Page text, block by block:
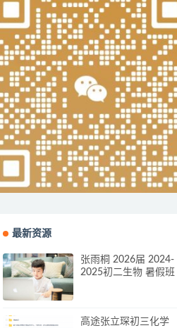
最新资源
张雨桐 2026届 2024-
2025初二生物 暑假班
高途张立琛初三化学